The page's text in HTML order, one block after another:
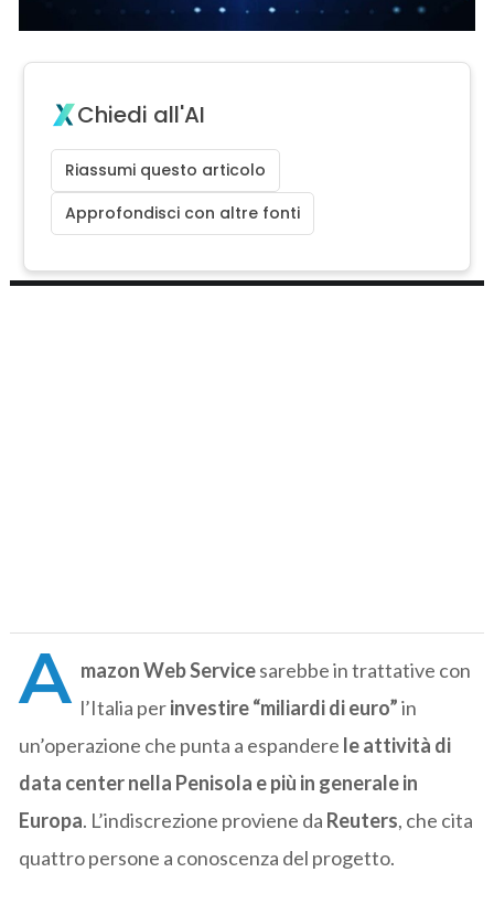
Chiedi all'AI
Riassumi questo articolo
Approfondisci con altre fonti
A mazon Web Servicesarebbe in trattative con
l’Italia perinvestire “miliardi di euro”in
un’operazione che punta a espandere le attività di
data center nella Penisola e più in generale in
Europa. L’indiscrezione proviene da Reuters, che cita
quattro persone a conoscenza del progetto.